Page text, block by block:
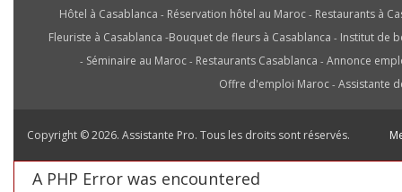
Hôtel à Casablanca - Réservation hôtel au Maroc- Restaurants à
Fleuriste à Casablanca -Bouquet de fleurs à Casablanca - Institut de
- Séminaire au Maroc- Restaurants Casablanca - Annonce
Offre d'emploi Maroc- Assistante
Copyright © 2026. Assistante Pro. Tous les droits sont réservés.
A PHP Error was encountered